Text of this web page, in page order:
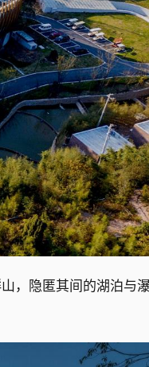
，隐匿其间的湖泊与